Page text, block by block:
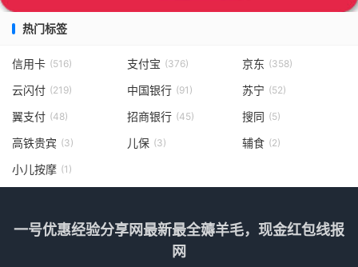
热门标签
信用卡 (516) 支付宝 (376) 京东 (358)
云闪付 (219) 中国银行 (91) 苏宁 (52)
翼支付 (48) 招商银行 (45) 搜同 (5)
高铁贵宾 (3) 儿保 (3) 辅食 (2)
小儿按摩 (1)
一号优惠经验分享网最新最全薅羊毛，现金红包线报
网